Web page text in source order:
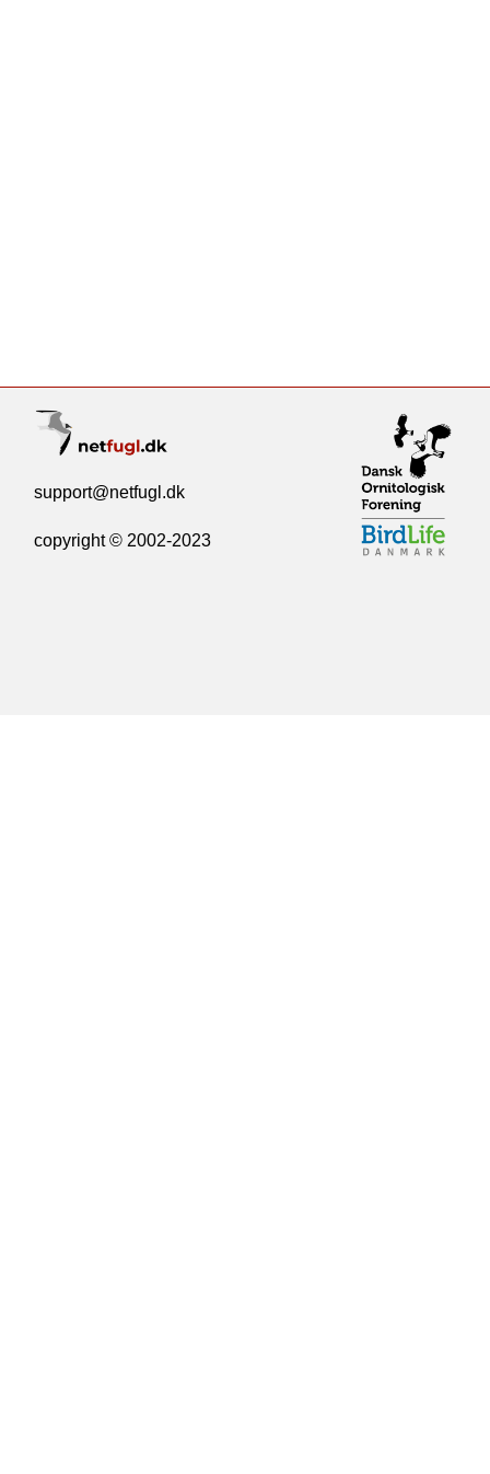
support@netfugl.dk
copyright © 2002-2023